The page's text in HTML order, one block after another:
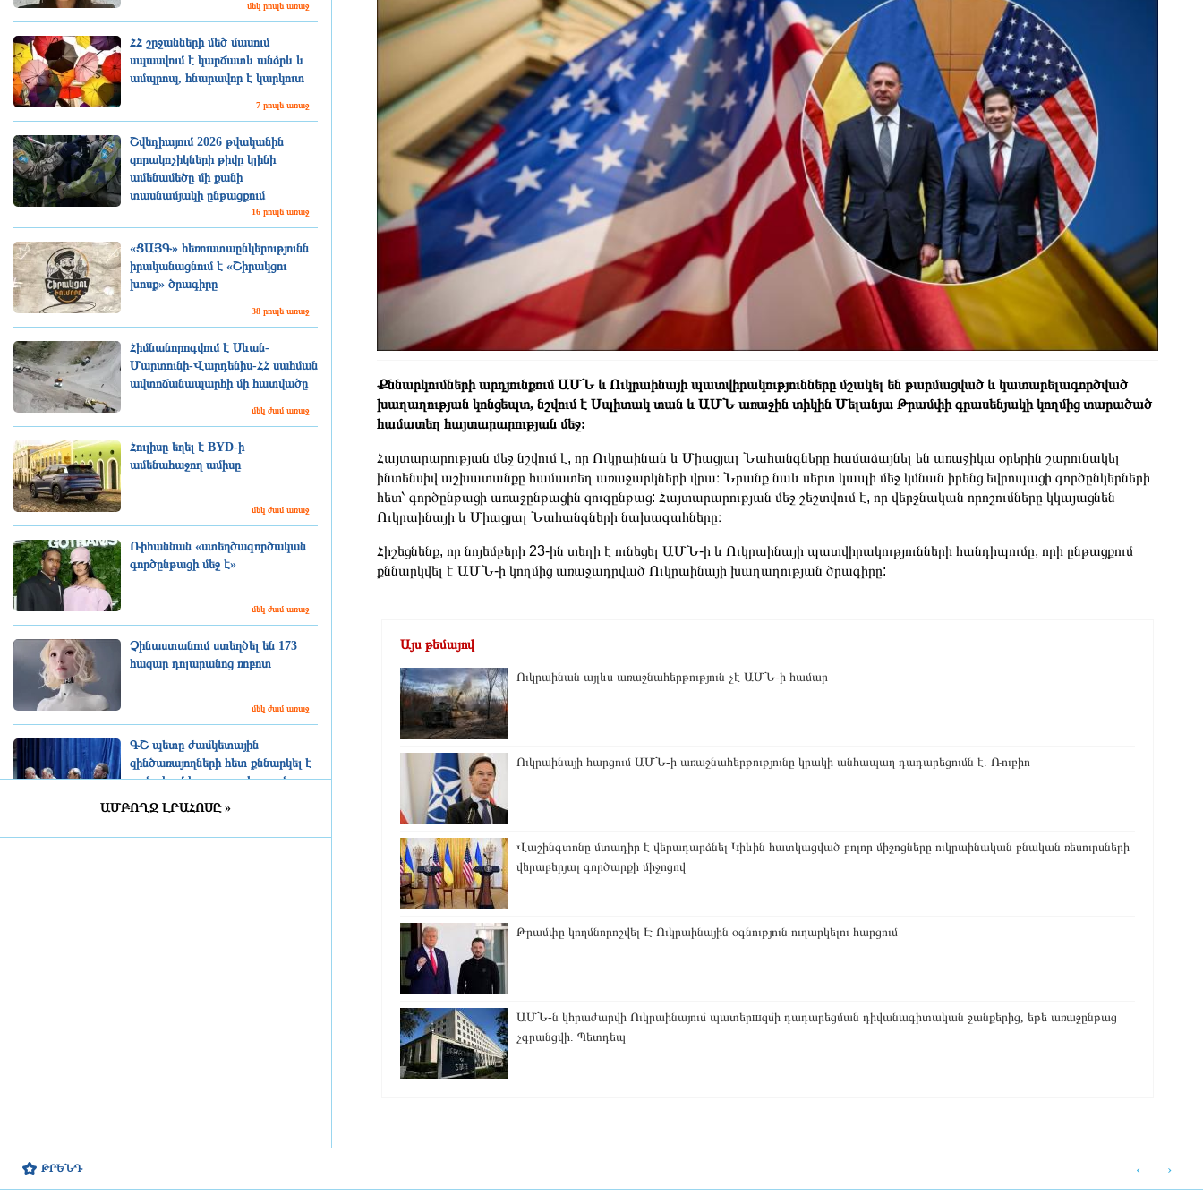
մեկ րոպե առաջ
ՀՀ շրջանների մեծ մասում
սպասվում է կարճատև անձրև և
ամպրոպ, հնարավոր է կարկուտ
7 րոպե առաջ
Շվեդիայում 2026 թվականին
զորակոչիկների թիվը կլինի
ամենամեծը մի քանի
տասնամյակի ընթացքում
16 րոպե առաջ
«ՑԱՅԳ» հեռուստաընկերությունն
իրականացնում է «Շիրակցու
խոսք» ծրագիրը
38 րոպե առաջ
Հիմնանորոգվում է Սևան-
Մարտունի-Վարդենիս-ՀՀ սահման
ավտոճանապարհի մի հատվածը
մեկ ժամ առաջ
Հուլիսը եղել է BYD-ի
ամենահաջող ամիսը
մեկ ժամ առաջ
Ռիհաննան «ստեղծագործական
գործընթացի մեջ է»
մեկ ժամ առաջ
Չինաստանում ստեղծել են 173
հազար դոլարանոց ռոբոտ
մեկ ժամ առաջ
ԳՇ պետը ժամկետային
զինծառայողների հետ քննարկել է
բանակում կարգապահության
ԱՄԲՈՂՋ ԼՐԱՀՈՍԸ »
Քննարկումների արդյունքում ԱՄՆ և Ուկրաինայի պատվիրակությունները մշակել են թարմացված և կատարելագործված
խաղաղության կոնցեպտ, նշվում է Սպիտակ տան և ԱՄՆ առաջին տիկին Մելանյա Թրամփի գրասենյակի կողմից տարածած
համատեղ հայտարարության մեջ:
Հայտարարության մեջ նշվում է, որ Ուկրաինան և Միացյալ Նահանգները համաձայնել են առաջիկա օրերին շարունակել
ինտենսիվ աշխատանքը համատեղ առաջարկների վրա։ Նրանք նաև սերտ կապի մեջ կմնան իրենց եվրոպացի գործընկերների
հետ՝ գործընթացի առաջընթացին զուգընթաց: Հայտարարության մեջ շեշտվում է, որ վերջնական որոշումները կկայացնեն
Ուկրաինայի և Միացյալ Նահանգների նախագահները։
Հիշեցնենք, որ նոյեմբերի 23-ին տեղի է ունեցել ԱՄՆ-ի և Ուկրաինայի պատվիրակությունների հանդիպումը, որի ընթացքում
քննարկվել է ԱՄՆ-ի կողմից առաջադրված Ուկրաինայի խաղաղության ծրագիրը:
Այս թեմայով
Ուկրաինան այլևս առաջնահերթություն չէ ԱՄՆ-ի համար
Ուկրաինայի հարցում ԱՄՆ-ի առաջնահերթությունը կրակի անհապաղ դադարեցումն է. Ռուբիո
Վաշինգտոնը մտադիր է վերադարձնել Կիևին հատկացված բոլոր միջոցները ուկրաինական բնական ռեսուրսների
վերաբերյալ գործարքի միջոցով
Թրամփը կողմնորոշվել Է Ուկրաինային օգնություն ուղարկելու հարցում
ԱՄՆ-ն կհրաժարվի Ուկրաինայում պատերшզմի դադարեցման դիվանագիտական ​​ջանքերից, եթե առաջընթաց
չգրանցվի. Պետդեպ
ԹՐԵՆԴ ‹ ›